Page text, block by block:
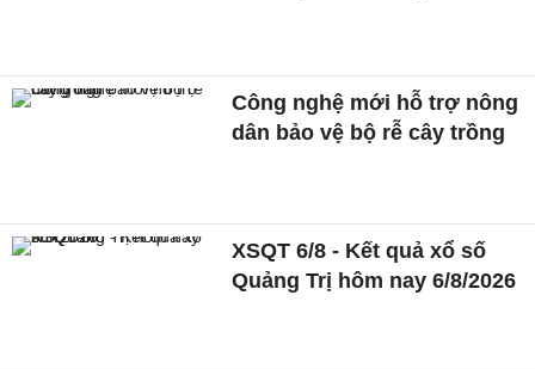
Công nghệ mới hỗ trợ nông
dân bảo vệ bộ rễ cây trồng
XSQT 6/8 - Kết quả xổ số
Quảng Trị hôm nay 6/8/2026